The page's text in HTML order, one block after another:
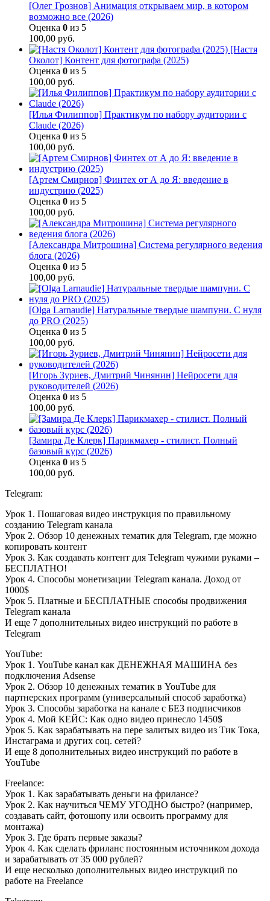
[Олег Грознов] Анимация открываем мир, в котором
возможно все (2026)
Оценка 0 из 5
100,00 руб.
[Настя
Околот] Контент для фотографа (2025)
Оценка 0 из 5
100,00 руб.
[Илья Филиппов] Практикум по набору аудитории с
Claude (2026)
Оценка 0 из 5
100,00 руб.
[Артем Смирнов] Финтех от А до Я: введение в
индустрию (2025)
Оценка 0 из 5
100,00 руб.
[Александра Митрошина] Система регулярного ведения
блога (2026)
Оценка 0 из 5
100,00 руб.
[Olga Larnaudie] Натуральные твердые шампуни. С нуля
до PRO (2025)
Оценка 0 из 5
100,00 руб.
[Игорь Зуриев, Дмитрий Чинянин] Нейросети для
руководителей (2026)
Оценка 0 из 5
100,00 руб.
[Замира Де Клерк] Парикмахер - стилист. Полный
базовый курс (2026)
Оценка 0 из 5
100,00 руб.
Telegram:
Урок 1. Пошаговая видео инструкция по правильному
созданию Telegram канала
Урок 2. Обзор 10 денежных тематик для Telegram, где можно
копировать контент
Урок 3. Как создавать контент для Telegram чужими руками –
БЕСПЛАТНО!
Урок 4. Способы монетизации Telegram канала. Доход от
1000$
Урок 5. Платные и БЕСПЛАТНЫЕ способы продвижения
Telegram канала
И еще 7 дополнительных видео инструкций по работе в
Telegram
YouTube:
Урок 1. YouTube канал как ДЕНЕЖНАЯ МАШИНА без
подключения Adsense
Урок 2. Обзор 10 денежных тематик в YouTube для
партнерских программ (универсальный способ заработка)
Урок 3. Способы заработка на канале с БЕЗ подписчиков
Урок 4. Мой КЕЙС: Как одно видео принесло 1450$
Урок 5. Как зарабатывать на пере залитых видео из Тик Тока,
Инстаграма и других соц. сетей?
И еще 8 дополнительных видео инструкций по работе в
YouTube
Freelance:
Урок 1. Как зарабатывать деньги на фрилансе?
Урок 2. Как научиться ЧЕМУ УГОДНО быстро? (например,
создавать сайт, фотошопу или освоить программу для
монтажа)
Урок 3. Где брать первые заказы?
Урок 4. Как сделать фриланс постоянным источником дохода
и зарабатывать от 35 000 рублей?
И еще несколько дополнительных видео инструкций по
работе на Freelance